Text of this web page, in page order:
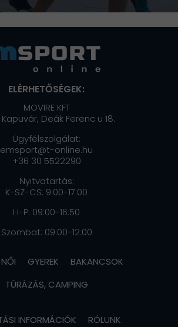
ELÉRHETŐSÉGEK:
MOVIRE KFT
Deák Ferenc u 18.
Ügyfélszolgálat:
emsport@t-online.hu
+36 30 5522290
Nyitvatartás:
K-SZ-CS: 9:00-17:00
H-P: 09:00-16:50
Szombat: 09:00-12:00
NŐI GYEREK
BAKANCSOK
TÚRÁZÁS, CAMPING
INFORMÁCIÓK RÓLUNK